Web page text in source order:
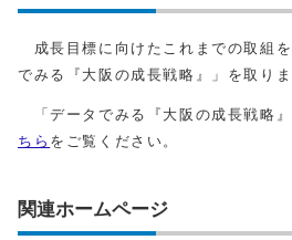
成長目標に向けたこれまでの取組
でみる『大阪の成長戦略』」を取りま
「データでみる『大阪の成長戦略』
ちら をご覧ください。
関連ホームページ